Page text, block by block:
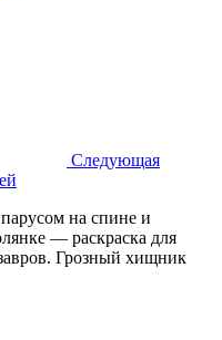
Следующая
на спине и
— раскраска для
Грозный хищник